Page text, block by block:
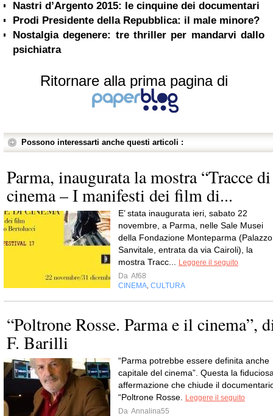
Nastri d’Argento 2015: le cinquine dei documentari
Prodi Presidente della Repubblica: il male minore?
Nostalgia degenere: tre thriller per mandarvi dallo
psichiatra
Ritornare alla prima pagina di
Possono interessarti anche questi articoli :
Parma, inaugurata la mostra “Tracce di
cinema – I manifesti dei film di...
E’ stata inaugurata ieri, sabato 22
novembre, a Parma, nelle Sale Musei
della Fondazione Monteparma (Palazzo
Sanvitale, entrata da via Cairoli), la
mostra Tracc...
Leggere il seguito
Da Af68
CINEMA CULTURA
“Poltrone Rosse. Parma e il cinema”,
F. Barilli
“Parma potrebbe essere definita anche
capitale del cinema”. Questa la
affermazione che chiude il
“Poltrone Rosse.
Leggere il seguito
Da Annalina55